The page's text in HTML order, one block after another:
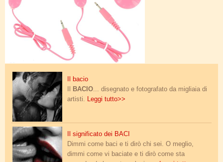
bacio.jpg
Il bacio
BACIO... disegnato e fotografato da migliaia di
artisti. Leggi tutto>>
bacio.jpg
Il significato dei BACI
Dimmi come baci e ti dirò chi sei. O meglio,
dimmi come vi baciate e ti dirò come sta